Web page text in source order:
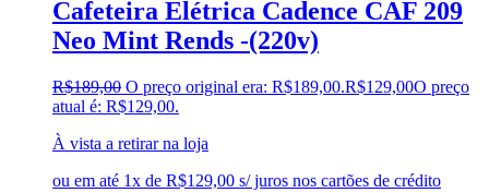
Cafeteira Elétrica Cadence CAF 209
Neo Mint Rends -(220v)
R$189,00 O preço original era: R$189,00.R$129,00O preço
atual é: R$129,00.
À vista a retirar na loja
ou em até 1x de R$129,00 s/ juros nos cartões de crédito